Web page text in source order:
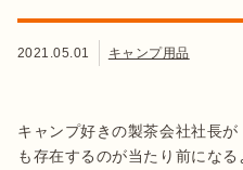
2021.05.01 キャンプ用品
キャンプ好きの製茶会社社長
も存在するのが当たり前にな